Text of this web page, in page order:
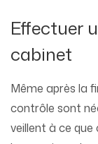
Effectuer
cabinet
Même après la
contrôle sont
veillent à ce